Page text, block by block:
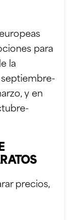
para
la
y en
precios,